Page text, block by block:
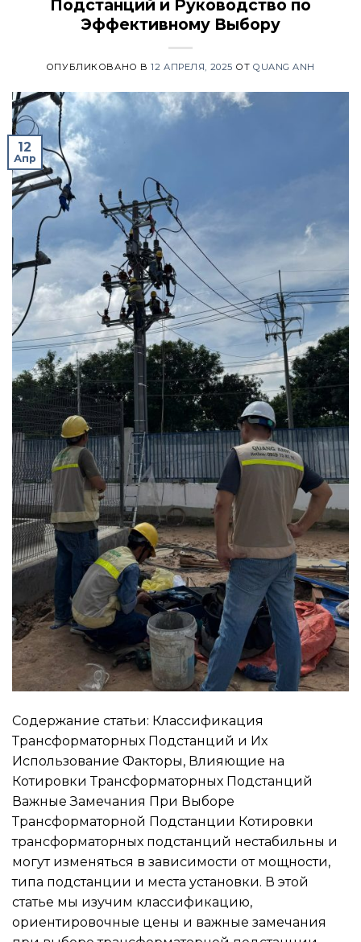
Подстанций и Руководство по
Эффективному Выбору
ОПУБЛИКОВАНО В12 АПРЕЛЯ, 2025 ОТ QUANG ANH
12
Апр
Содержание статьи: Классификация
Трансформаторных Подстанций и Их
Использование Факторы, Влияющие на
Котировки Трансформаторных Подстанций
Важные Замечания При Выборе
Трансформаторной Подстанции Котировки
трансформаторных подстанций нестабильны и
могут изменяться в зависимости от мощности,
типа подстанции и места установки. В этой
статье мы изучим классификацию,
ориентировочные цены и важные замечания